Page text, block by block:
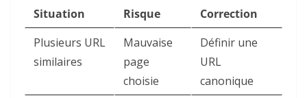
Situation Risque
Correction
Plusieurs URL
similaires
Mauvaise
page
choisie
Définir une
URL
canonique